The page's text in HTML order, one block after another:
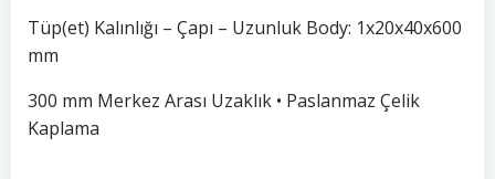
Tüp(et) Kalınlığı – Çapı – Uzunluk Body: 1x20x40x600
mm
300 mm Merkez Arası Uzaklık • Paslanmaz Çelik
Kaplama